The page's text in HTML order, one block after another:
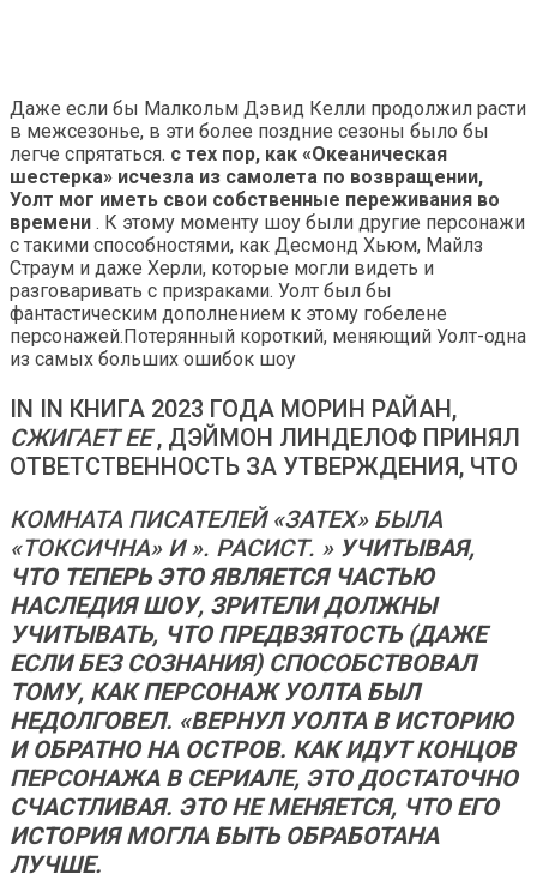
Даже если бы Малкольм Дэвид Келли продолжил расти
в межсезонье, в эти более поздние сезоны было бы
легче спрятаться. с тех пор, как «Океаническая
шестерка» исчезла из самолета по возвращении,
Уолт мог иметь свои собственные переживания во
времени . К этому моменту шоу были другие персонажи
с такими способностями, как Десмонд Хьюм, Майлз
Страум и даже Херли, которые могли видеть и
разговаривать с призраками. Уолт был бы
фантастическим дополнением к этому гобелене
персонажей.Потерянный короткий, меняющий Уолт-одна
из самых больших ошибок шоу
IN IN КНИГА 2023 ГОДА МОРИН РАЙАН,
СЖИГАЕТ ЕЕ, ДЭЙМОН ЛИНДЕЛОФ ПРИНЯЛ
ОТВЕТСТВЕННОСТЬ ЗА УТВЕРЖДЕНИЯ, ЧТО
КОМНАТА ПИСАТЕЛЕЙ «ЗАТЕХ» БЫЛА
«ТОКСИЧНА» И ». РАСИСТ. » УЧИТЫВАЯ,
ЧТО ТЕПЕРЬ ЭТО ЯВЛЯЕТСЯ ЧАСТЬЮ
НАСЛЕДИЯ ШОУ, ЗРИТЕЛИ ДОЛЖНЫ
УЧИТЫВАТЬ, ЧТО ПРЕДВЗЯТОСТЬ (ДАЖЕ
ЕСЛИ БЕЗ СОЗНАНИЯ) СПОСОБСТВОВАЛ
ТОМУ, КАК ПЕРСОНАЖ УОЛТА БЫЛ
НЕДОЛГОВЕЛ. «ВЕРНУЛ УОЛТА В ИСТОРИЮ
И ОБРАТНО НА ОСТРОВ. КАК ИДУТ КОНЦОВ
ПЕРСОНАЖА В СЕРИАЛЕ, ЭТО ДОСТАТОЧНО
СЧАСТЛИВАЯ. ЭТО НЕ МЕНЯЕТСЯ, ЧТО ЕГО
ИСТОРИЯ МОГЛА БЫТЬ ОБРАБОТАНА
ЛУЧШЕ.